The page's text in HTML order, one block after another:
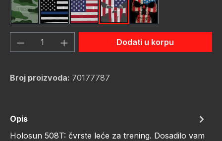
Green Hunting Camouflag
Thin Blue Line Flag
USA Flag New
Us Flag SkullUs Flag Skull #2
Količina proizvoda: Unesite željenu
Dodati u korpu
Broj proizvoda: 70177787
Opis
Holosun 508T: čvrste leće za trening. Dosadilo vam